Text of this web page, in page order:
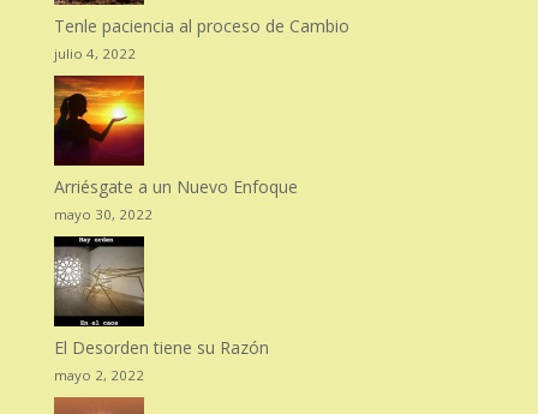
Tenle paciencia al proceso de Cambio
julio 4, 2022
Arriésgate a un Nuevo Enfoque
mayo 30, 2022
El Desorden tiene su Razón
mayo 2, 2022